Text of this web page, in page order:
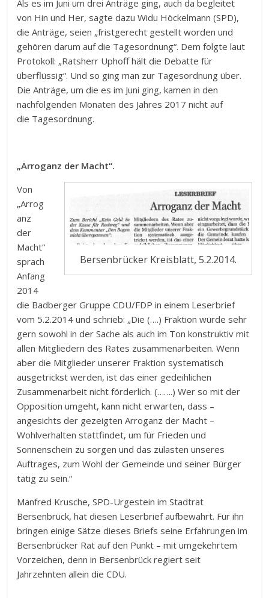
Als es im Juni um drei Anträge ging, auch da begleitet
von Hin und Her, sagte dazu Widu Höckelmann (SPD),
die Anträge, seien „fristgerecht gestellt worden und
gehören darum auf die Tagesordnung“. Dem folgte laut
Protokoll: „Ratsherr Uphoff hält die Debatte für
überflüssig“. Und so ging man zur Tagesordnung über.
Die Anträge, um die es im Juni ging, kamen in den
nachfolgenden Monaten des Jahres 2017 nicht auf
die Tagesordnung.
„Arroganz der Macht“.
Bersenbrücker Kreisblatt, 5.2.2014.
Von
„Arrog
anz
der
Macht“
sprach
Anfang
2014
die Badberger Gruppe CDU/FDP in einem Leserbrief
vom 5.2.2014 und schrieb: „Die (….) Fraktion würde sehr
gern sowohl in der Sache als auch im Ton konstruktiv mit
allen Mitgliedern des Rates zusammenarbeiten. Wenn
aber die Mitglieder unserer Fraktion systematisch
ausgetrickst werden, ist das einer gedeihlichen
Zusammenarbeit nicht förderlich. (…….) Wer so mit der
Opposition umgeht, kann nicht erwarten, dass –
angesichts der gezeigten Arroganz der Macht –
Wohlverhalten stattfindet, um für Frieden und
Sonnenschein zu sorgen und das zulasten unseres
Auftrages, zum Wohl der Gemeinde und seiner Bürger
tätig zu sein.“
Manfred Krusche, SPD-Urgestein im Stadtrat
Bersenbrück, hat diesen Leserbrief aufbewahrt. Für ihn
bringen einige Sätze dieses Briefs seine Erfahrungen im
Bersenbrücker Rat auf den Punkt – mit umgekehrtem
Vorzeichen, denn in Bersenbrück regiert seit
Jahrzehnten allein die CDU.